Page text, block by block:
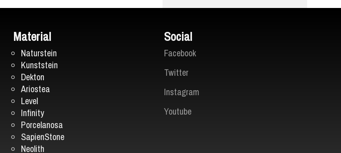
Laminam
Material
Naturstein
Kunststein
Dekton
Ariostea
Level
Infinity
Porcelanosa
SapienStone
Neolith
Social
Facebook
Twitter
Instagram
Youtube